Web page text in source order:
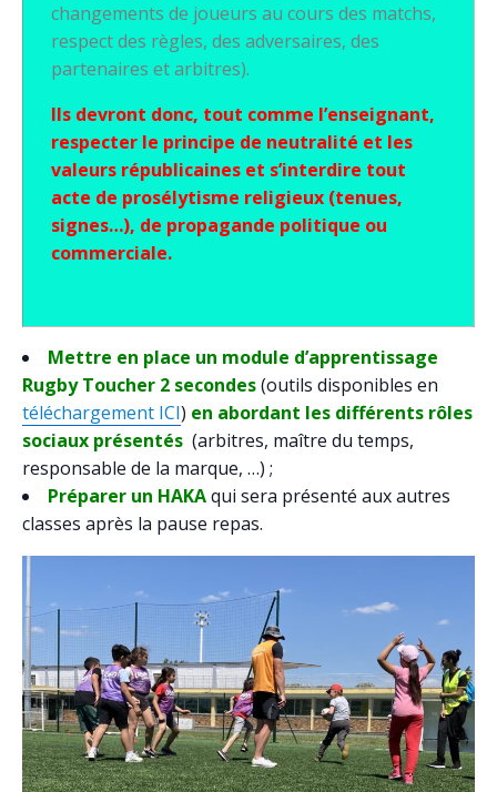
changements de joueurs au cours des matchs,
respect des règles, des adversaires, des
partenaires et arbitres).
Ils devront donc, tout comme l’enseignant,
respecter le principe de neutralité et les
valeurs républicaines et s’interdire tout
acte de prosélytisme religieux (tenues,
signes…), de propagande politique ou
commerciale.
Mettre en place un module d’apprentissage
Rugby Toucher 2 secondes(outils disponibles en
téléchargement ICI) en abordant les différents rôles
sociaux présentés (arbitres, maître du temps,
responsable de la marque, …) ;
Préparer un HAKAqui sera présenté aux autres
classes après la pause repas.